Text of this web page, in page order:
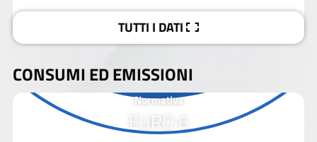
TUTTI I DATI
CONSUMI ED EMISSIONI
Normativa
EURO 6